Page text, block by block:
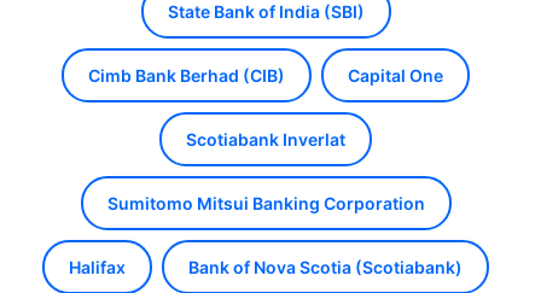
State Bank of India (SBI)
Cimb Bank Berhad (CIB) Capital One
Scotiabank Inverlat
Sumitomo Mitsui Banking Corporation
Halifax Bank of Nova Scotia (Scotiabank)